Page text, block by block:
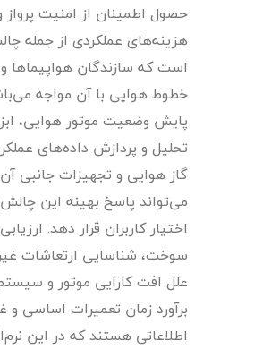
حصول اطمینان از امنیت
هزینه‌های عملکردی از جمله
است که سازندگان هواپیماها و
خطوط هوایی با آن مواجه
پایش وضعیت موتور هوایی،
تحلیل و پردازش داده‌های
گاز هوایی و تجهیزات جانبی
می‌تواند پاسخ بهینه این
اختیار کاربران قرار دهد.
سوخت، شناسایی ارتعاشات
علل افت کارایی موتور و
برآورد زمان تعمیرات اساسی و
اطلاعاتی هستند که در این